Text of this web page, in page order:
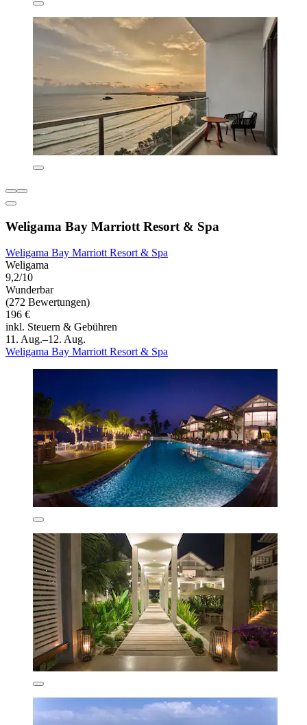
Weligama Bay Marriott Resort & Spa
Weligama Bay Marriott Resort & Spa
Weligama
9,2/10
Wunderbar
(272 Bewertungen)
196 €
inkl. Steuern & Gebühren
11. Aug.–12. Aug.
Weligama Bay Marriott Resort & Spa